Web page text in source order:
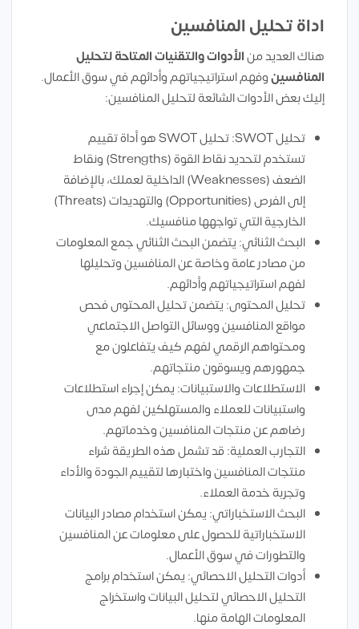
اداة تحليل المنافسين
هناك العديد منالأدوات والتقنيات المتاحة لتحليل
المنافسينوفهم استراتيجياتهم وأدائهم في سوق الأعمال.
إليك بعض الأدوات الشائعة لتحليل المنافسين:
تحليل SWOT: تحليل SWOT هو أداة تقييم
تستخدم لتحديد نقاط القوة (Strengths) ونقاط
الضعف (Weaknesses) الداخلية لعملك، بالإضافة
إلى الفرص (Opportunities) والتهديدات (Threats)
الخارجية التي تواجهها منافسيك.
البحث الثنائي: يتضمن البحث الثنائي جمع المعلومات
من مصادر عامة وخاصة عن المنافسين وتحليلها
لفهم استراتيجياتهم وأدائهم.
تحليل المحتوى: يتضمن تحليل المحتوى فحص
مواقع المنافسين ووسائل التواصل الاجتماعي
ومحتواهم الرقمي لفهم كيف يتفاعلون مع
جمهورهم ويسوقون منتجاتهم.
الاستطلاعات والاستبيانات: يمكن إجراء استطلاعات
واستبيانات للعملاء والمستهلكين لفهم مدى
رضاهم عن منتجات المنافسين وخدماتهم.
التجارب العملية: قد تشمل هذه الطريقة شراء
منتجات المنافسين واختبارها لتقييم الجودة والأداء
وتجربة خدمة العملاء.
البحث الاستخباراتي: يمكن استخدام مصادر البيانات
الاستخباراتية للحصول على معلومات عن المنافسين
والتطورات في سوق الأعمال.
أدوات التحليل الاحصائي: يمكن استخدام برامج
التحليل الاحصائي لتحليل البيانات واستخراج
المعلومات الهامة منها.